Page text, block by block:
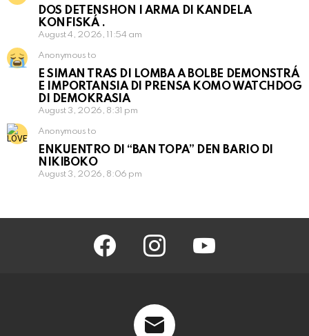
DOS DETENSHON I ARMA DI KANDELA
KONFISKÁ .
August 4, 2026, 11:54 am
Anonymous to
E SIMAN TRAS DI LOMBA A BOLBE DEMONSTRÁ
E IMPORTANSIA DI PRENSA KOMO WATCHDOG
DI DEMOKRASIA
August 3, 2026, 8:31 pm
Anonymous to
ENKUENTRO DI “BAN TOPA” DEN BARIO DI
NIKIBOKO
August 3, 2026, 8:06 pm
facebook instagram